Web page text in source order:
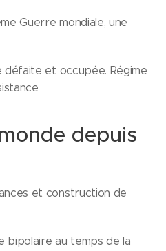
Guerre mondiale, une
défaite et occupée. Régime
depuis
et construction de
bipolaire au temps de la